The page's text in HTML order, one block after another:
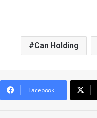
Can Holding
Facebook